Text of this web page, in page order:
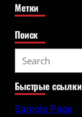
Метки
Поиск
e
a
r
Быстрые ссылки
Sample Page